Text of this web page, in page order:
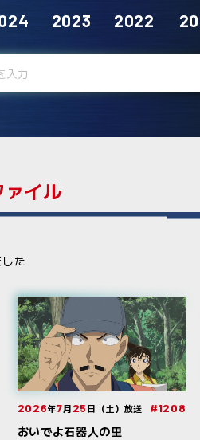
2023 2022
イル
た
2026年7月25日（土）放送 #1208
おいでよ石器人の里